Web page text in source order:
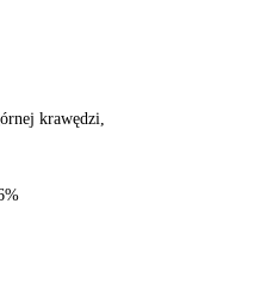
krawędzi,